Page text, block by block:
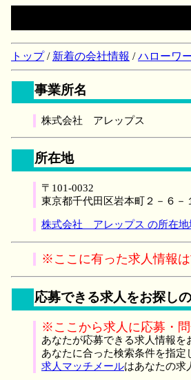
トップ/ 新着の会社情報 /ハローワ
事業所名
株式会社 アレップス
所在地
〒101-0032
東京都千代田区岩本町２－６－
株式会社 アレップス の所在地
※ここに有った求人情報
応募できる求人をお探し
※ここから求人に応募・
あなたが応募できる求人情報
あなたに合った検索条件を指定
求人マッチメールはあなたの求